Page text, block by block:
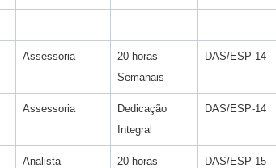
Assessoria
20 horas
Semanais
DAS/ESP-14
Assessoria
Dedicação
Integral
DAS/ESP-14
Analista
20 horas
DAS/ESP-15